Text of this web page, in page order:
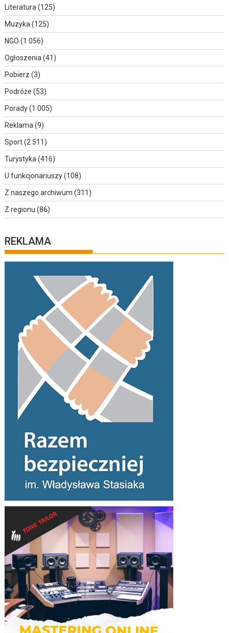
Literatura (125)
Muzyka (125)
NGO (1 056)
Ogłoszenia (41)
Pobierz (3)
Podróże (53)
Porady(1 005)
Reklama (9)
Sport(2 511)
Turystyka (416)
U funkcjonariuszy(108)
Z naszego archiwum (311)
Z regionu (86)
REKLAMA